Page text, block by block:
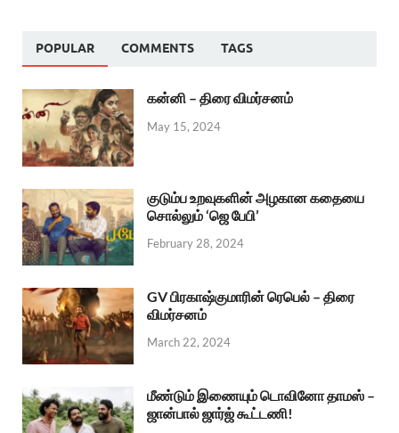
POPULAR COMMENTS TAGS
கன்னி – திரை விமர்சனம்
May 15, 2024
குடும்ப உறவுகளின் அழகான கதையை
சொல்லும் ‘ஜெ பேபி’
February 28, 2024
GV பிரகாஷ்குமாரின் ரெபெல் – திரை
விமர்சனம்
March 22, 2024
மீண்டும் இணையும் டொவினோ தாமஸ் –
ஜான்பால் ஜார்ஜ் கூட்டணி!